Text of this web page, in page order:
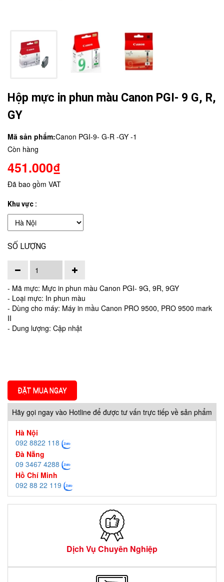
Hộp mực in phun màu Canon PGI- 9 G, R,
GY
Mã sản phẩm:Canon PGI-9- G-R -GY -1
Còn hàng
451.000₫
Đã bao gồm VAT
Khu vực :
SỐ LƯỢNG
- Mã mực: Mực in phun màu Canon PGI- 9G, 9R, 9GY
- Loại mực: In phun màu
- Dùng cho máy: Máy in mầu Canon PRO 9500, PRO 9500 mark
II
- Dung lượng: Cập nhật
ĐẶT MUA NGAY
Hãy gọi ngay vào Hotline để được tư vấn trực tiếp về sản phẩm
Hà Nội
092 8822 118
Đà Nẵng
09 3467 4288
Hồ Chí Minh
092 88 22 119
Dịch Vụ Chuyên Nghiệp